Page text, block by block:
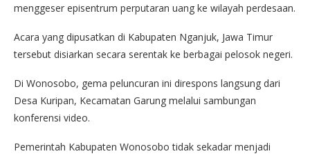
menggeser episentrum perputaran uang ke wilayah perdesaan.
Acara yang dipusatkan di Kabupaten Nganjuk, Jawa Timur
tersebut disiarkan secara serentak ke berbagai pelosok negeri.
Di Wonosobo, gema peluncuran ini direspons langsung dari
Desa Kuripan, Kecamatan Garung melalui sambungan
konferensi video.
Pemerintah Kabupaten Wonosobo tidak sekadar menjadi